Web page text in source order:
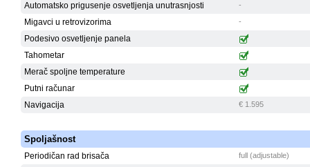
Automatsko prigusenje osvetljenja unutrasnjosti -
Migavci u retrovizorima -
Podesivo osvetljenje panela
Tahometar
Merač spoljne temperature
Putni računar
Navigacija
€ 1.595
Spoljašnost
Periodičan rad brisača full (adjustable)